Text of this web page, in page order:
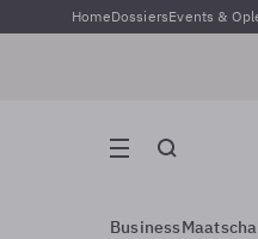
HomeDossiersEvents &
Business